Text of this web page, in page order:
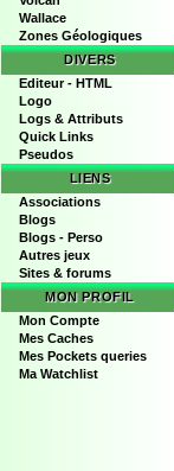
Wallace
Zones Géologiques
DIVERS
Editeur - HTML
Logo
Logs & Attributs
Quick Links
Pseudos
LIENS
Associations
Blogs
Blogs - Perso
Autres jeux
Sites & forums
MON PROFIL
Mon Compte
Mes Caches
Mes Pockets queries
Ma Watchlist